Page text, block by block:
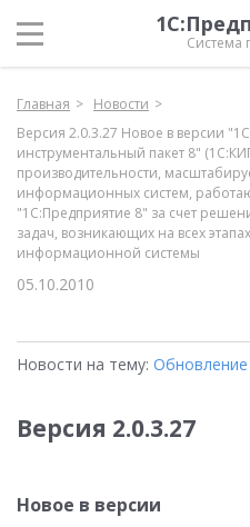
Система
Главная
Новости
Версия 2.0.3.27 Новое в версии
инструментальный пакет 8"
производительности,
информационных систем,
"1С:Предприятие 8" за счет
задач, возникающих на всех
информационной системы
05.10.2010
Новости на тему:
Версия 2.0.3.27
Новое в версии